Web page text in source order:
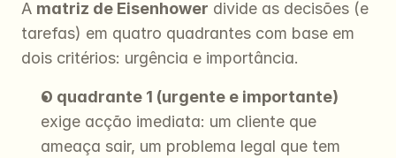
A matriz de Eisenhower divide as decisões (e
tarefas) em quatro quadrantes com base em
dois critérios: urgência e importância.
O quadrante 1 (urgente e importante)
exige acção imediata: um cliente que
ameaça sair, um problema legal que tem